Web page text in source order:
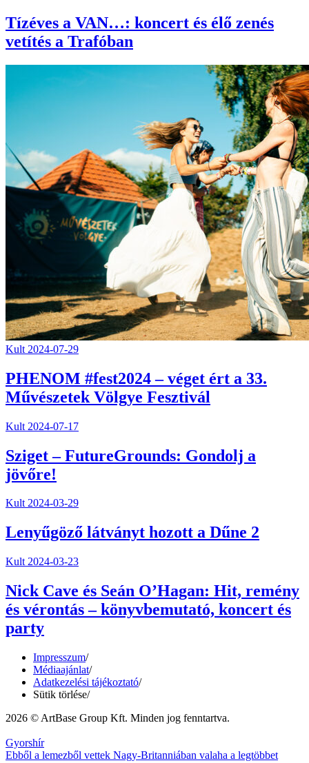
Tízéves a VAN…: koncert és élő zenés
vetítés a Trafóban
Kult 2024-07-29
PHENOM #fest2024 – véget ért a 33.
Művészetek Völgye Fesztivál
Kult 2024-07-17
Sziget – FutureGrounds: Gondolj a
jövőre!
Kult 2024-03-29
Lenyűgöző látványt hozott a Dűne 2
Kult 2024-03-23
Nick Cave és Seán O’Hagan: Hit, remény
és vérontás – könyvbemutató, koncert és
party
Impresszum/
Médiaajánlat/
Adatkezelési tájékoztató/
Sütik törlése/
2026 © ArtBase Group Kft. Minden jog fenntartva.
Gyorshír
Ebből a lemezből vettek Nagy-Britanniában valaha a legtöbbet